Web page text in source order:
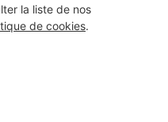
la liste de nos
de cookies.